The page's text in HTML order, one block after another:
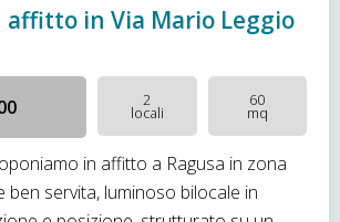
affitto in Via Mario Leggio
2
locali
60
mq
in affitto a Ragusa in zona
ben servita, luminoso bilocale in